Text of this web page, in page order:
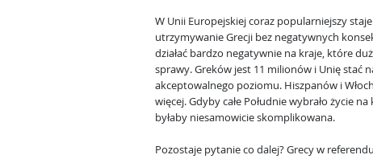
W Unii Europejskiej coraz popularniejszy
utrzymywanie Grecji bez negatywnych
działać bardzo negatywnie na kraje, które
sprawy. Greków jest 11 milionów i Unię stać
akceptowalnego poziomu. Hiszpanów i
więcej. Gdyby całe Południe wybrało życie
byłaby niesamowicie skomplikowana.
Pozostaje pytanie co dalej? Grecy w